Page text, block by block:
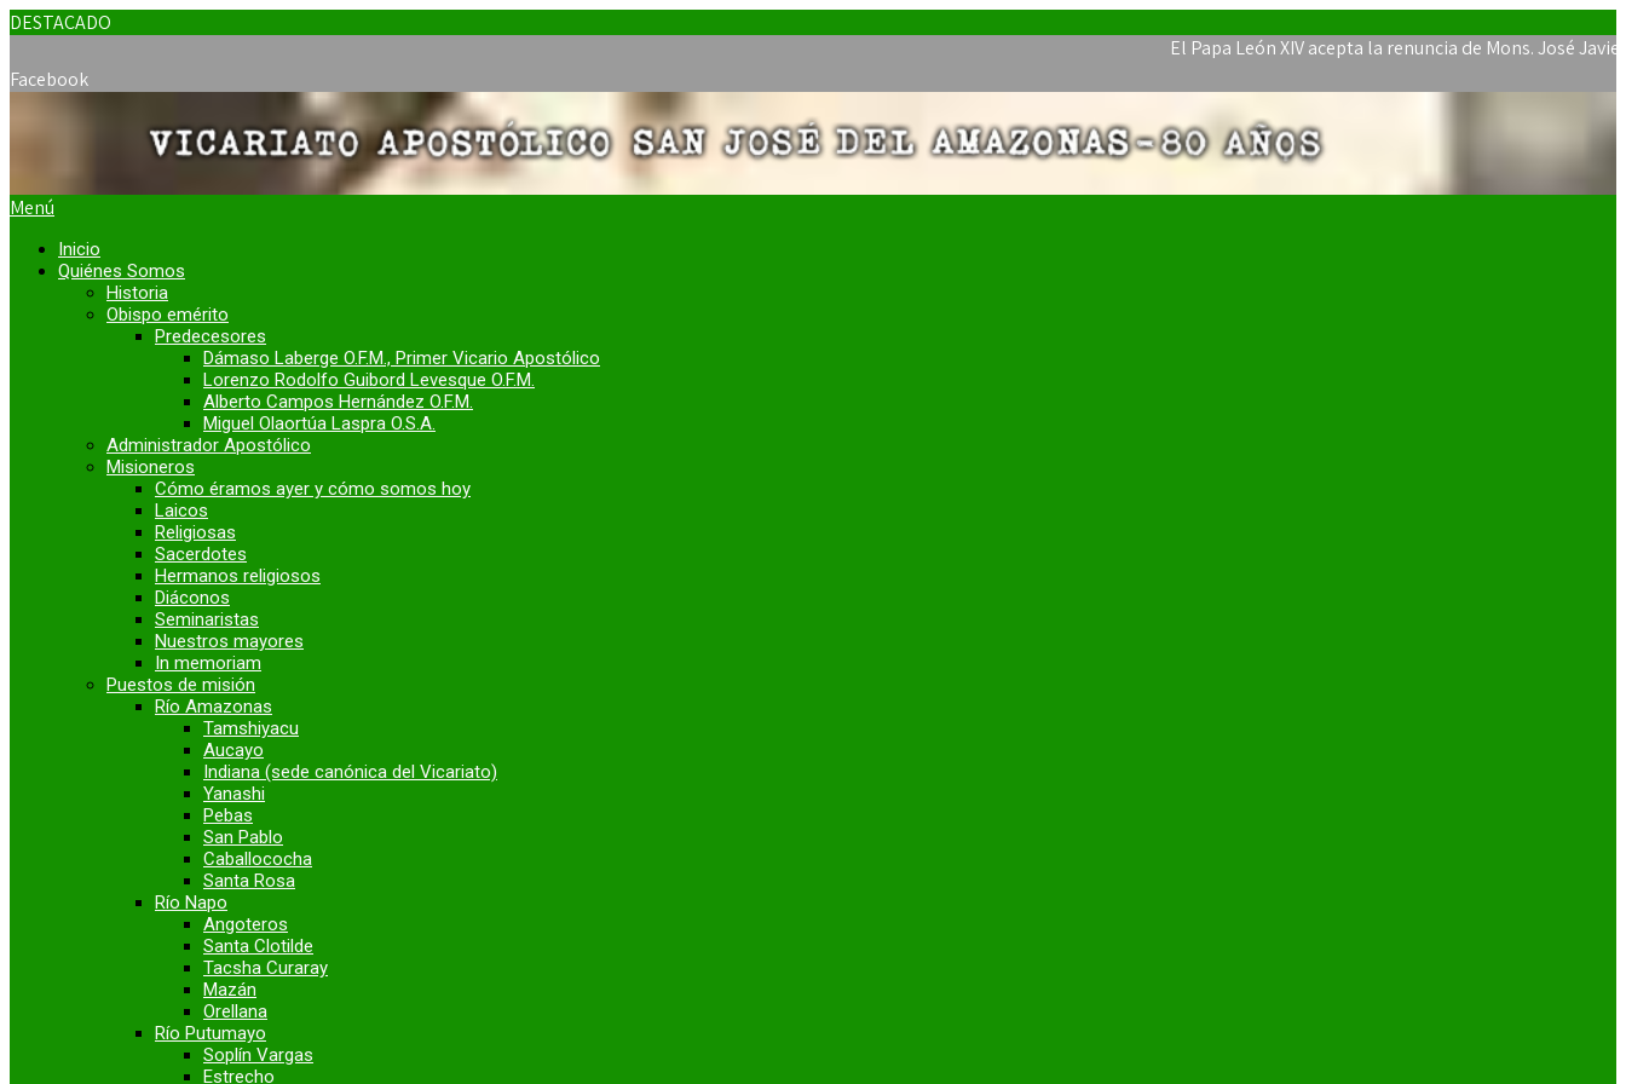
DESTACADO
El Papa León XIV acepta la renuncia de Mons. José Javier
Facebook
Menú
Inicio
Quiénes Somos
Historia
Obispo emérito
Predecesores
Dámaso Laberge O.F.M., Primer Vicario Apostólico
Lorenzo Rodolfo Guibord Levesque O.F.M.
Alberto Campos Hernández O.F.M.
Miguel Olaortúa Laspra O.S.A.
Administrador Apostólico
Misioneros
Cómo éramos ayer y cómo somos hoy
Laicos
Religiosas
Sacerdotes
Hermanos religiosos
Diáconos
Seminaristas
Nuestros mayores
In memoriam
Puestos de misión
Río Amazonas
Tamshiyacu
Aucayo
Indiana (sede canónica del Vicariato)
Yanashi
Pebas
San Pablo
Caballococha
Santa Rosa
Río Napo
Angoteros
Santa Clotilde
Tacsha Curaray
Mazán
Orellana
Río Putumayo
Soplín Vargas
Estrecho